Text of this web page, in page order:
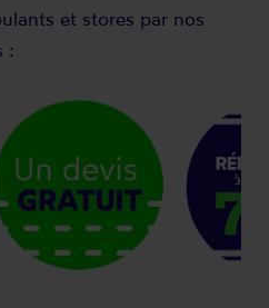
et stores par nos
:
keyboard_arrow_right